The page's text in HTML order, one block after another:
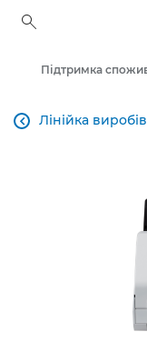
Лінійка виробів
